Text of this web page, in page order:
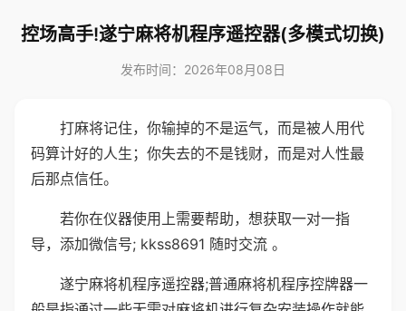
控场高手!遂宁麻将机程序遥控器(多模式切换)
发布时间：2026年08月08日
打麻将记住，你输掉的不是运气，而是被人用代
码算计好的人生；你失去的不是钱财，而是对人性最
后那点信任。
若你在仪器使用上需要帮助，想获取一对一指
导，添加微信号; kkss8691 随时交流 。
遂宁麻将机程序遥控器;普通麻将机程序控牌器一